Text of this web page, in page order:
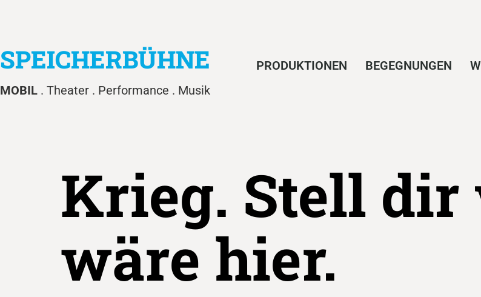
SPEICHERBÜHNE
MOBIL . Theater . Performance . Musik
PRODUKTIONEN BEGEGNUNGEN
Krieg. Stell dir
wäre hier.